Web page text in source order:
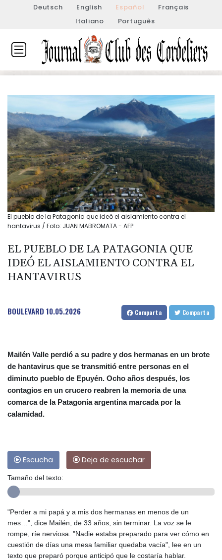
Deutsch English Español
Français
Italiano
Português
El pueblo de la Patagonia que ideó el aislamiento contra el
hantavirus / Foto: JUAN MABROMATA - AFP
EL PUEBLO DE LA PATAGONIA QUE
IDEÓ EL AISLAMIENTO CONTRA EL
HANTAVIRUS
BOULEVARD 10.05.2026 Comparta Comparta
Mailén Valle perdió a su padre y dos hermanas en un brote
de hantavirus que se transmitió entre personas en el
diminuto pueblo de Epuyén. Ocho años después, los
contagios en un crucero reabren la memoria de una
comarca de la Patagonia argentina marcada por la
calamidad.
Escucha Deja de escuchar
Tamaño del texto:
"Perder a mi papá y a mis dos hermanas en menos de un
mes…", dice Mailén, de 33 años, sin terminar. La voz se le
rompe, ríe nerviosa. "Nadie estaba preparado para ver cómo en
cuestión de días una mesa familiar quedaba vacía", lee en un
texto que preparó porque anticipó que le costaría hablar.